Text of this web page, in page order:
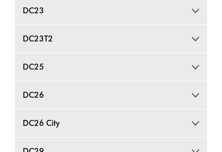
DC23
DC23T2
DC25
DC26
DC26 City